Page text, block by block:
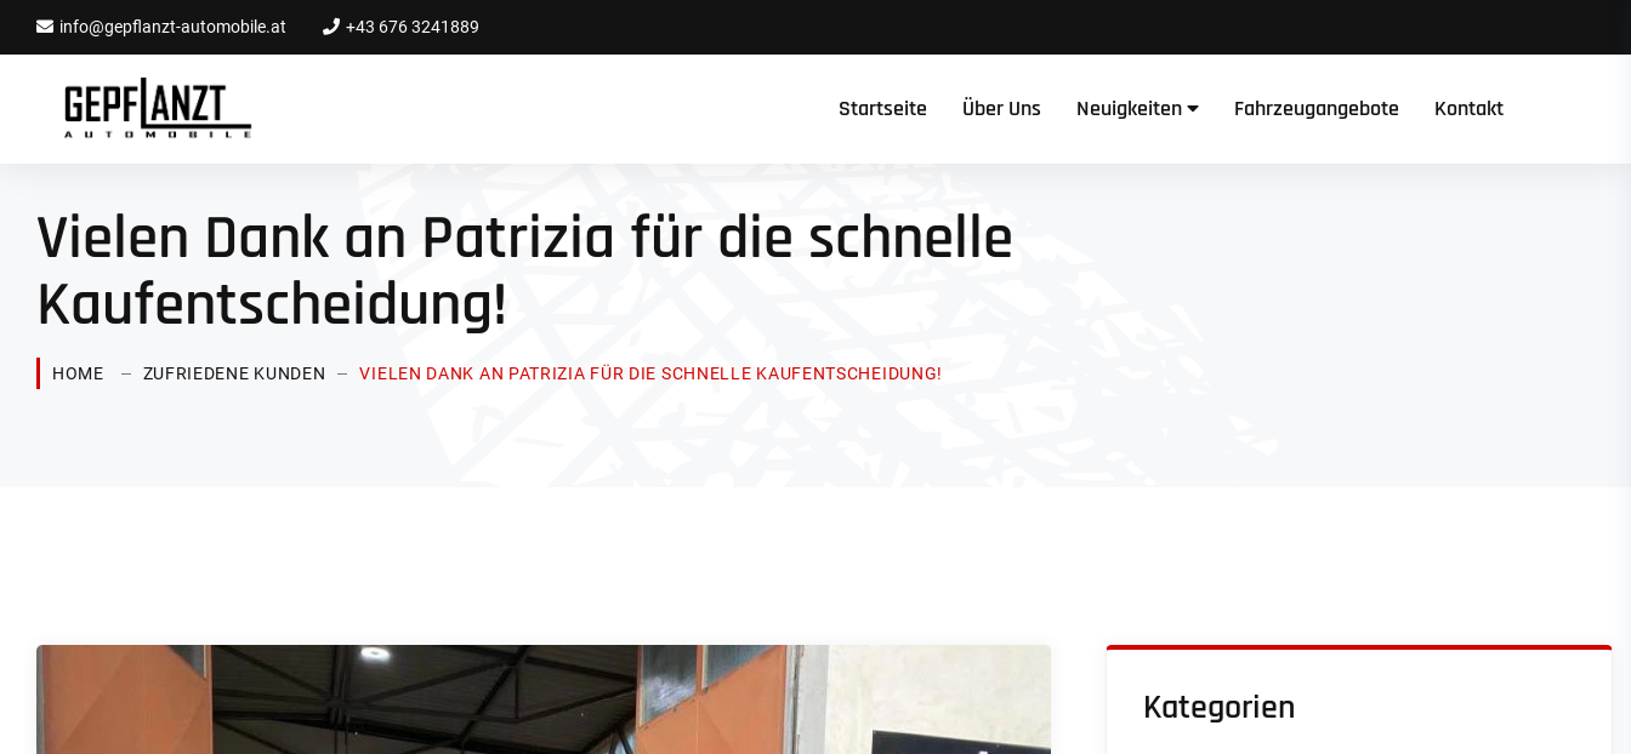
info@gepflanzt-automobile.at +43 676 3241889
Startseite Über Uns Neuigkeiten Fahrzeugangebote Kontakt
Vielen Dank an Patrizia für die schnelle
Kaufentscheidung!
HOME ZUFRIEDENE KUNDEN VIELEN DANK AN PATRIZIA FÜR DIE SCHNELLE KAUFENTSCHEIDUNG!
Kategorien